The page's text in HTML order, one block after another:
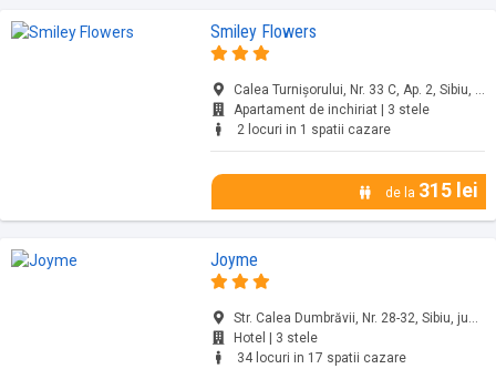
Smiley Flowers
Calea Turnișorului, Nr. 33 C, Ap. 2, Sibiu, jud. Sibiu
Apartament de inchiriat | 3 stele
2 locuri in 1 spatii cazare
de la 315 lei
Joyme
Str. Calea Dumbrăvii, Nr. 28-32, Sibiu, jud. Sibiu
Hotel | 3 stele
34 locuri in 17 spatii cazare